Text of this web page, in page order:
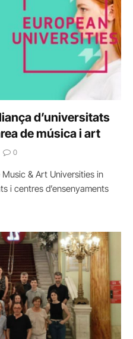
d’universitats
de música i art
0
& Art Universities in
i centres d’ensenyaments